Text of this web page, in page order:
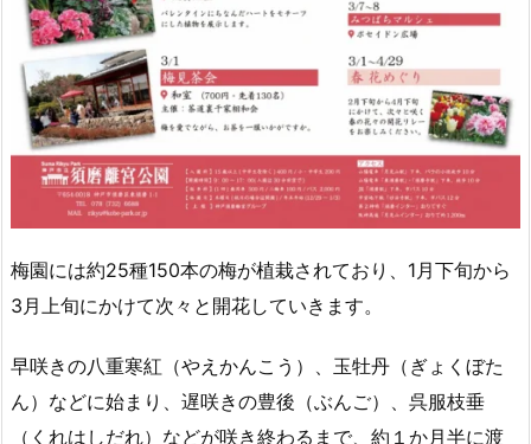
梅園には約25種150本の梅が植栽されており、1月下旬から
3月上旬にかけて次々と開花していきます。
早咲きの八重寒紅（やえかんこう）、玉牡丹（ぎょくぼた
ん）などに始まり、遅咲きの豊後（ぶんご）、呉服枝垂
（くれはしだれ）などが咲き終わるまで、約１か月半に渡